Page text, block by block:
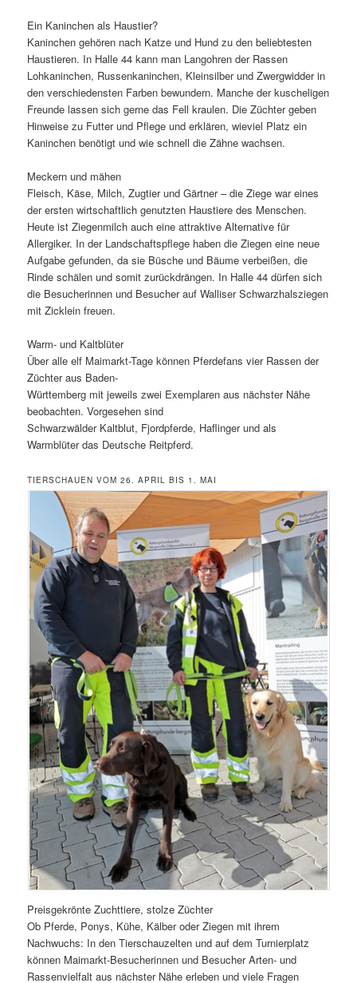
Ein Kaninchen als Haustier?
Kaninchen gehören nach Katze und Hund zu den beliebtesten
Haustieren. In Halle 44 kann man Langohren der Rassen
Lohkaninchen, Russenkaninchen, Kleinsilber und Zwergwidder in
den verschiedensten Farben bewundern. Manche der kuscheligen
Freunde lassen sich gerne das Fell kraulen. Die Züchter geben
Hinweise zu Futter und Pflege und erklären, wieviel Platz ein
Kaninchen benötigt und wie schnell die Zähne wachsen.
Meckern und mähen
Fleisch, Käse, Milch, Zugtier und Gärtner – die Ziege war eines
der ersten wirtschaftlich genutzten Haustiere des Menschen.
Heute ist Ziegenmilch auch eine attraktive Alternative für
Allergiker. In der Landschaftspflege haben die Ziegen eine neue
Aufgabe gefunden, da sie Büsche und Bäume verbeißen, die
Rinde schälen und somit zurückdrängen. In Halle 44 dürfen sich
die Besucherinnen und Besucher auf Walliser Schwarzhalsziegen
mit Zicklein freuen.
Warm- und Kaltblüter
Über alle elf Maimarkt-Tage können Pferdefans vier Rassen der
Züchter aus Baden-
Württemberg mit jeweils zwei Exemplaren aus nächster Nähe
beobachten. Vorgesehen sind
Schwarzwälder Kaltblut, Fjordpferde, Haflinger und als
Warmblüter das Deutsche Reitpferd.
TIERSCHAUEN VOM 26. APRIL BIS 1. MAI
Preisgekrönte Zuchttiere, stolze Züchter
Ob Pferde, Ponys, Kühe, Kälber oder Ziegen mit ihrem
Nachwuchs: In den Tierschauzelten und auf dem Turnierplatz
können Maimarkt-Besucherinnen und Besucher Arten- und
Rassenvielfalt aus nächster Nähe erleben und viele Fragen